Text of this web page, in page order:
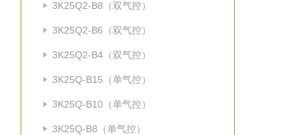
3K25Q2-B8（双气控）
3K25Q2-B6（双气控）
3K25Q2-B4（双气控）
3K25Q-B15（单气控）
3K25Q-B10（单气控）
3K25Q-B8（单气控）